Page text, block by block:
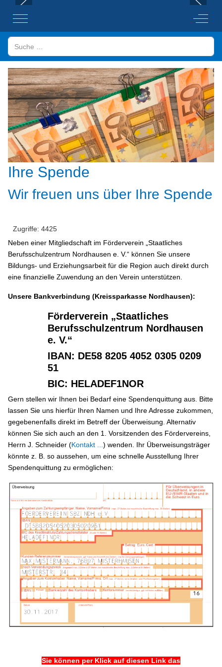
Mobile Menu Toggle Off-
Suchen
Ihre Spende
Wir freuen uns über Ihre Spende
Zugriffe: 4425
Neben einer Mitgliedschaft im Förderverein „Staatliches
Berufsschulzentrum Nordhausen e. V.“ können Sie unsere
Bildungs- und Erziehungsarbeit für die Region auch direkt durch
eine finanzielle Zuwendung an den Verein unterstützen.
Unsere Bankverbindung (Kreissparkasse Nordhausen):
Förderverein „Staatliches
Berufsschulzentrum Nordhausen
e. V.“
IBAN: DE58 8205 4052 0305 0209
51
BIC: HELADEF1NOR
Gern stellen wir Ihnen bei Bedarf eine Spendenquittung aus. Bitte
lassen Sie uns hierfür Ihren Namen und Ihre Adresse zukommen,
gegebenenfalls direkt im Betreff der Überweisung. Alternativ
können Sie sich auch an den 1. Vorsitzenden des Fördervereins,
Herrn J. Schneider (Kontakt ...) wenden. Ihr Überweisungsträger
könnte z. B. so aussehen, um eine schnelle Ausstellung Ihrer
Spendenquittung zu ermöglichen:
Sie können per Klick auf diesen Link das